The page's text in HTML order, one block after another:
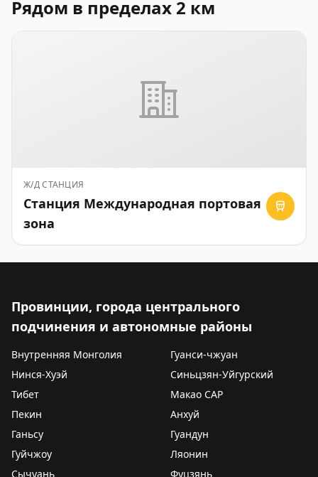
Рядом в пределах 2 км
Ж/Д СТАНЦИЯ
Станция Международная портовая
зона
Провинции, города центрального
подчинения и автономные районы
Внутренняя Монголия
Гуанси-чжуан
Нинся-Хуэй
Синьцзян-Уйгурский
Тибет
Макао САР
Пекин
Анхуй
Ганьсу
Гуандун
Гуйчжоу
Ляонин
Сычуань
Фуцзянь